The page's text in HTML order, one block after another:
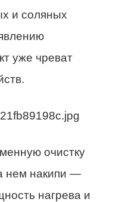
и соляных
уже чреват
очистку
нем накипи —
нагрева и